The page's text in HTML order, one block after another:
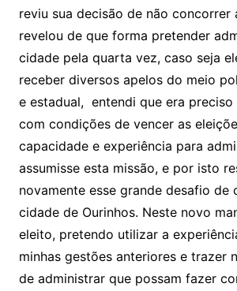
reviu sua decisão de não concorrer
revelou de que forma pretender
cidade pela quarta vez, caso seja
receber diversos apelos do meio
e estadual, entendi que era preciso
com condições de vencer as
capacidade e experiência para
assumisse esta missão, e por isto
novamente esse grande desafio de
cidade de Ourinhos. Neste novo
eleito, pretendo utilizar a
minhas gestões anteriores e trazer
de administrar que possam fazer